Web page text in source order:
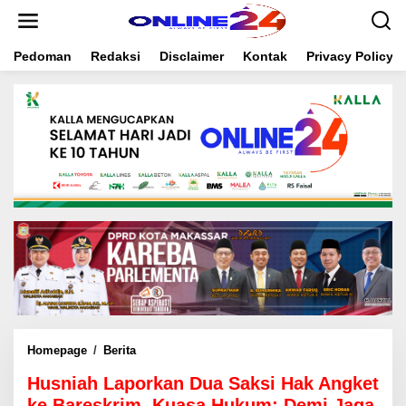
t
Pedoman Redaksi Disclaimer Kontak Privacy Policy
Homepage / BeritaH
s
n
Husniah Laporkan Dua Saksi Hak Angket